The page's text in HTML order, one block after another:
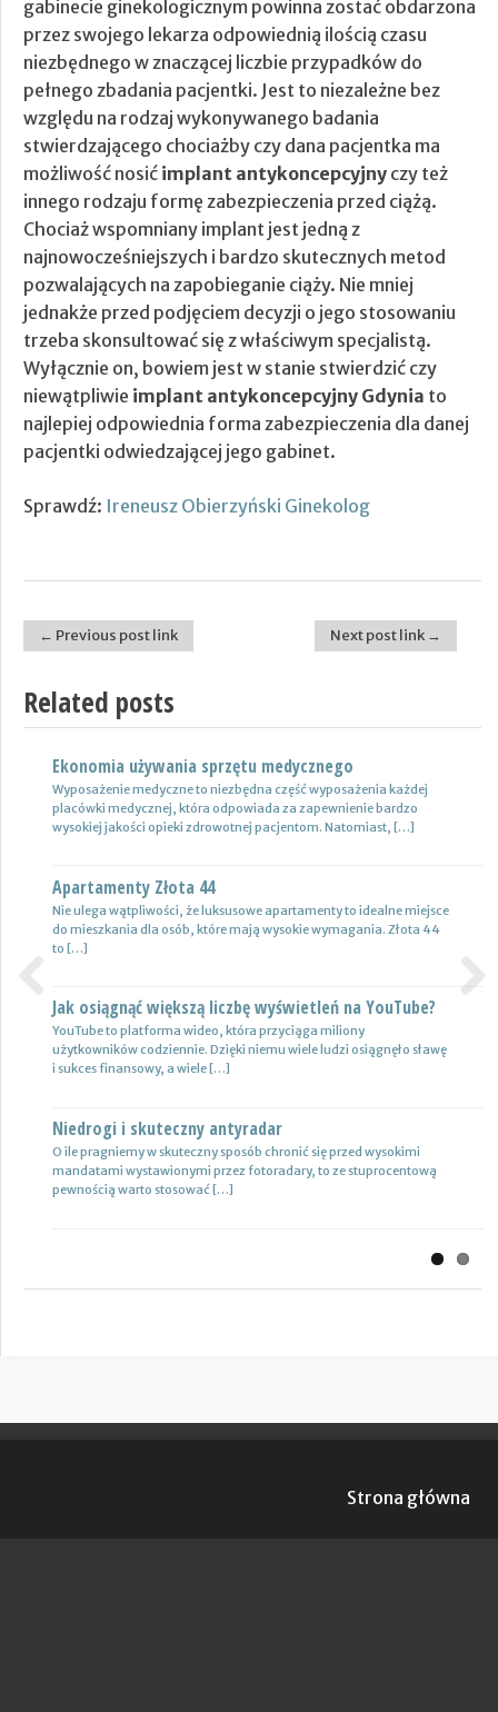
gabinecie ginekologicznym powinna zostać obdarzona
przez swojego lekarza odpowiednią ilością czasu
niezbędnego w znaczącej liczbie przypadków do
pełnego zbadania pacjentki. Jest to niezależne bez
względu na rodzaj wykonywanego badania
stwierdzającego chociażby czy dana pacjentka ma
możliwość nosić implant antykoncepcyjny czy też
innego rodzaju formę zabezpieczenia przed ciążą.
Chociaż wspomniany implant jest jedną z
najnowocześniejszych i bardzo skutecznych metod
pozwalających na zapobieganie ciąży. Nie mniej
jednakże przed podjęciem decyzji o jego stosowaniu
trzeba skonsultować się z właściwym specjalistą.
Wyłącznie on, bowiem jest w stanie stwierdzić czy
niewątpliwie implant antykoncepcyjny Gdynia to
najlepiej odpowiednia forma zabezpieczenia dla danej
pacjentki odwiedzającej jego gabinet.
Sprawdź: Ireneusz Obierzyński Ginekolog
Post navigation
← Previous post link Next post link →
Related posts
Ekonomia używania sprzętu medycznego
Wyposażenie medyczne to niezbędna część wyposażenia każdej
placówki medycznej, która odpowiada za zapewnienie bardzo
wysokiej jakości opieki zdrowotnej pacjentom. Natomiast, […]
Apartamenty Złota 44
Nie ulega wątpliwości, że luksusowe apartamenty to idealne miejsce
do mieszkania dla osób, które mają wysokie wymagania. Złota 44
to […]
Jak osiągnąć większą liczbę wyświetleń na YouTube?
YouTube to platforma wideo, która przyciąga miliony
użytkowników codziennie. Dzięki niemu wiele ludzi osiągnęło sławę
i sukces finansowy, a wiele […]
Niedrogi i skuteczny antyradar
O ile pragniemy w skuteczny sposób chronić się przed wysokimi
mandatami wystawionymi przez fotoradary, to ze stuprocentową
pewnością warto stosować […]
Nowoczesne lampy
Nie ulega wątpliwości, że do pojazdów powinno być dobrane
oświetlenie wysokiej jakości, które zapewni wysoki poziom
bezpieczeństwa oraz podniesie komfort […]
Wynajem samochodów i naczep – usługi
Z całą pewnością firmy transportowe spedycyjne czy także
logistyczne potrzebują przede wszystkim nowoczesnej floty aut,
które są gotowe do pracy. […]
Certyfikat uprawnień w branży budowlanej
Uprawnienia w biznesie budowlanej dotyczą różnych specjalności.
Jest to specjalność architektoniczna, niemniej jednak również
konstrukcyjno-budowlana, inżynieryjna oraz instalacyjna. Warto
Drewutnia z palet na działkę
Wiele osób zastanawia się, jaki rodzaj drewutni ogrodowej sprawdzi
się najlepiej w sytuacji bezpiecznego przechowywania na przykład
Previous
Strona główna